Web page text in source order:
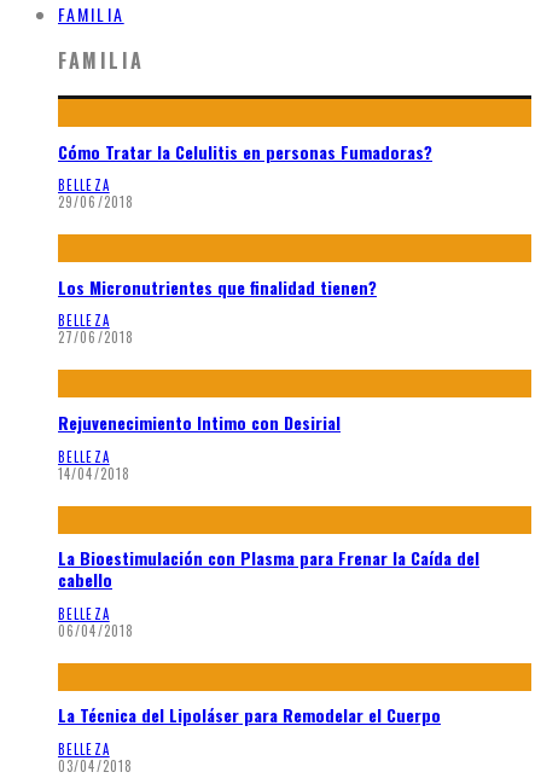
FAMILIA
FAMILIA
Cómo Tratar la Celulitis en personas Fumadoras?
BELLEZA
29/06/2018
Los Micronutrientes que finalidad tienen?
BELLEZA
27/06/2018
Rejuvenecimiento Intimo con Desirial
BELLEZA
14/04/2018
La Bioestimulación con Plasma para Frenar la Caída del
cabello
BELLEZA
06/04/2018
La Técnica del Lipoláser para Remodelar el Cuerpo
BELLEZA
03/04/2018